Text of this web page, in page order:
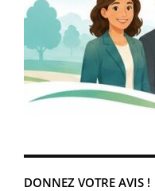
DONNEZ VOTRE AVIS !